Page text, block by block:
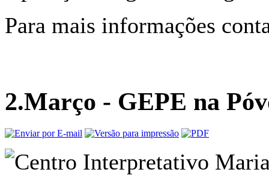
Para mais informações
2.Março - GEPE na